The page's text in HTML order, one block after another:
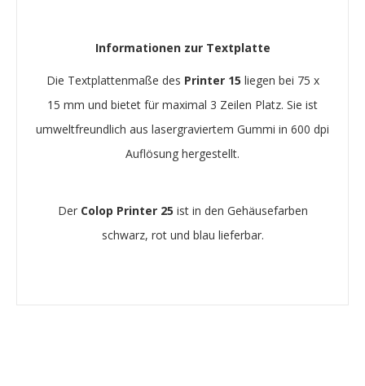
Informationen zur Textplatte
Die Textplattenmaße des Printer 15 liegen bei 75 x
15 mm und bietet für maximal 3 Zeilen Platz. Sie ist
umweltfreundlich aus lasergraviertem Gummi in 600 dpi
Auflösung hergestellt.
Der Colop Printer 25 ist in den Gehäusefarben
schwarz, rot und blau lieferbar.